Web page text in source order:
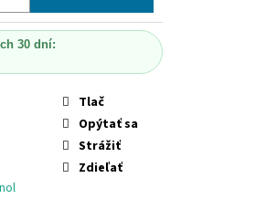
30 dní:
Tlač
Opýtať sa
Strážiť
Zdieľať